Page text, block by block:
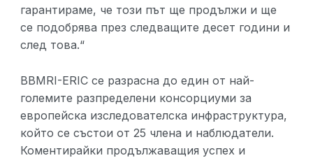
гарантираме, че този път ще продължи и ще
се подобрява през следващите десет години и
след това.“
BBMRI-ERIC се разрасна до един от най-
големите разпределени консорциуми за
европейска изследователска инфраструктура,
който се състои от 25 члена и наблюдатели.
Коментирайки продължаващия успех и